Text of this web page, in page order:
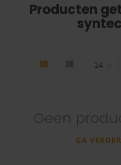
Producten
Geen
GA